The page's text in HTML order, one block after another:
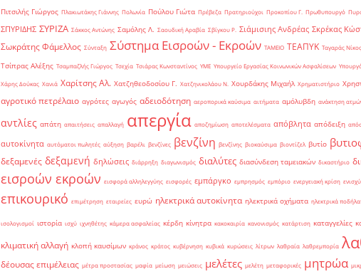
Πιτσιλής Γιώργος Πλακιωτάκης Γιάννης Πολωνία Πούλου Γιώτα Πρέβεζα Πρατηριούχοι Προκοπίου Γ. Πρωθυπουργό
ΣΠΥΡΙΔΗΣ ΣΥΡΙΖΑ Σάκκος Αντώνης Σαμόλης Λ. Σαουδική Αραβία Σβίγκου Ρ. Σιάμισιης Ανδρέας Σκρέκας
Σωκράτης Φάμελλος Σύνταξη Σύστημα Εισροών - Εκροών ΤΑΜΕΙΟ ΤΕΑΠΥΚ Ταγαράς Νίκος
Τσίπρας Αλέξης Τσαμπαζλής Γιώργος Τσεχία Τσιάρας Κωνσταντίνος ΥΜΕ Υπουργείο Εργασίας Κοινωνικών Ασφαλίσεων
Χάρης Δούκας Χανιά Χαρίτσης Αλ. Χατζηθεοδοσίου Γ. Χατζηνικολάου Ν. Χουρδάκης Μιχαήλ Χρηματιστήριο
αγροτικό πετρέλαιο αγρότες αγωγός αδειοδότηση αεροπορικά καύσιμα αιτήματα αμόλυβδη ανάκτηση
αντλίες απάτη απαιτήσεις απαλλαγή απεργία αποζημίωση αποτελέσματα απόβλητα απόδειξη
αυτοκίνητα αυτόματοι πωλητές αύξηση βαρέλι βενζίνες βενζίνη βενζίνης βιοκαύσιμα βιοντίζελ βυτίο
δεξαμενές δεξαμενή δηλώσεις διάρρηξη διαγωνισμός διαλύτες διασύνδεση ταμειακών δικαστήριο
εισροών εκροών εισφορά αλληλεγγύης εισφορές εμπάργκο εμπρησμός εμπόριο ενεργειακή κρίση
επικουρικό επιμέτρηση εταιρείες ευρώ ηλεκτρικά αυτοκίνητα ηλεκτρικά οχήματα ηλεκτρικά
ισολογισμοί ιστορία ισχύ ιχνηθέτης κάμερα ασφαλείας κέρδη κίνητρα κακοκαιρία κανονισμός κατάρτιση καταγγελίες
κλιματική αλλαγή κλοπή καυσίμων κράνος κράτος κυβέρνηση κυβικά κυρώσεις λίτρων λαθραία λαθρεμπορία
δέουσας επιμέλειας μέτρα προστασίας μαφία μείωση μειώσεις μελέτες μελέτη μεταφορικές μητρώα